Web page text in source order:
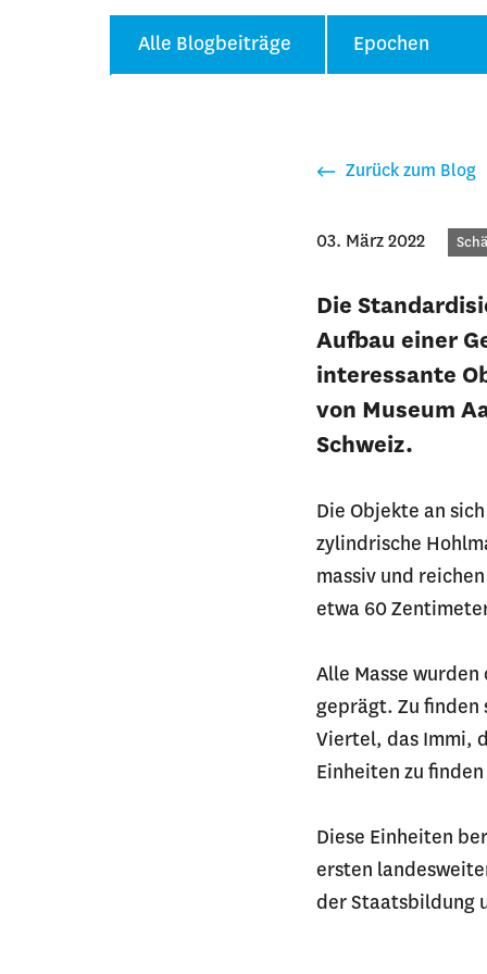
Alle Blogbeiträge Epochen
Zurück zum Blog
03. März 2022
Die
Aufbau einer
interessante
von Museum
Schweiz.
Die Objekte an
zylindrische
massiv und
etwa 60
Alle Masse
geprägt. Zu finden
Viertel, das Immi,
Einheiten zu
Diese Einheiten
ersten
der Staatsbildung